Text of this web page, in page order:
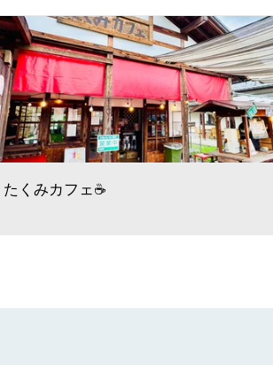
たくみカフェ☕